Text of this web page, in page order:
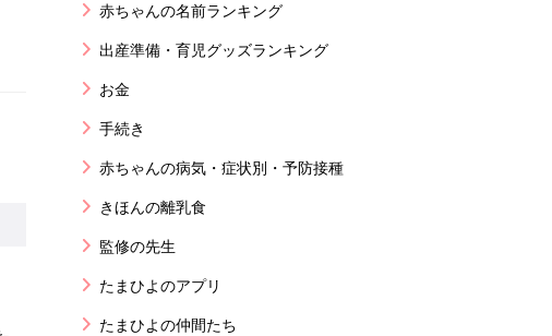
赤ちゃんの名前ランキング
出産準備・育児グッズランキング
お金
手続き
赤ちゃんの病気・症状別・予防接種
きほんの離乳食
監修の先生
たまひよのアプリ
たまひよの仲間たち